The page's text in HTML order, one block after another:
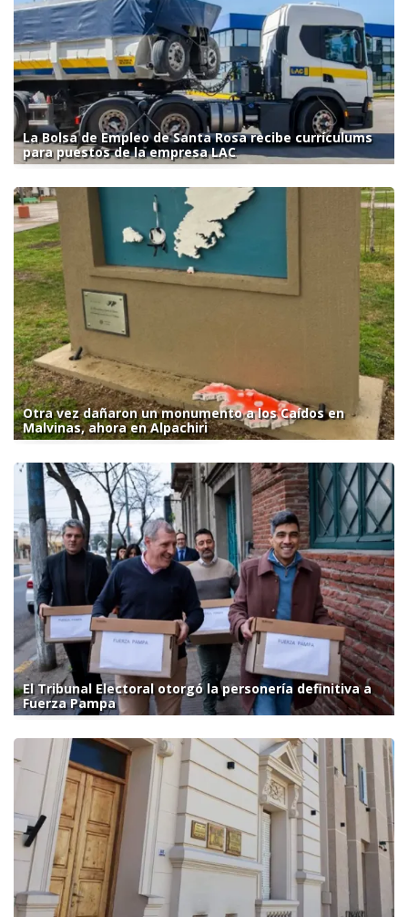
La Bolsa de Empleo de Santa Rosa recibe currículums
para puestos de la empresa LAC
Otra vez dañaron un monumento a los Caídos en
Malvinas, ahora en Alpachiri
El Tribunal Electoral otorgó la personería definitiva a
Fuerza Pampa